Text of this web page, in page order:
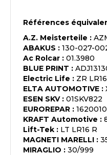
Références
A.Z. Meisterteile :
ABAKUS : 130-027-
Ac Rolcar : 01.3980
BLUE PRINT :
Electric Life : ZR
ELTA AUTOMOTIVE :
ESEN SKV: 01SKV822
EUROREPAR :
KRAFT Automotive :
Lift-Tek : LT LR16 R
MAGNETI MARELLI :
MIRAGLIO : 30/999